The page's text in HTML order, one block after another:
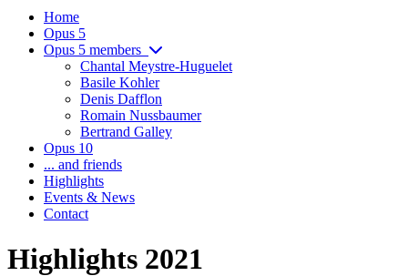
Home
Opus 5
Opus 5 members
Chantal Meystre-Huguelet
Basile Kohler
Denis Dafflon
Romain Nussbaumer
Bertrand Galley
Opus 10
... and friends
Highlights
Events & News
Contact
Highlights 2021